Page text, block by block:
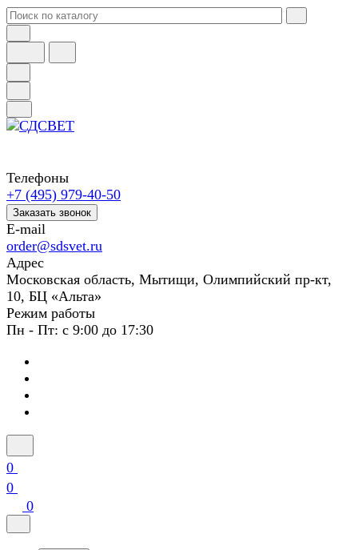
Телефоны
+7 (495) 979-40-50
Заказать звонок
E-mail
order@sdsvet.ru
Адрес
Московская область, Мытищи, Олимпийский пр-кт,
10, БЦ «Альта»
Режим работы
Пн - Пт: с 9:00 до 17:30
0
0
0